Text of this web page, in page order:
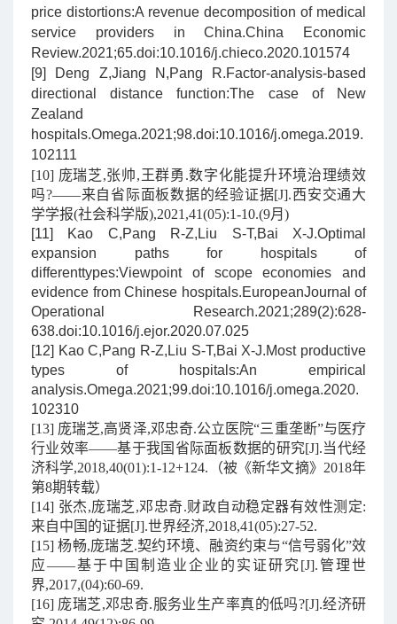
price distortions:A revenue decomposition of medical
service providers in China.China Economic
Review.2021;65.doi:10.1016/j.chieco.2020.101574
[9] Deng Z,Jiang N,Pang R.Factor-analysis-based
directional distance function:The case of New
Zealand
hospitals.Omega.2021;98.doi:10.1016/j.omega.2019.
102111
[10] 庞瑞芝,张帅,王群勇.数字化能提升环境治理绩效
吗?——来自省际面板数据的经验证据[J].西安交通大
学学报(社会科学版),2021,41(05):1-10.(9月)
[11] Kao C,Pang R-Z,Liu S-T,Bai X-J.Optimal
expansion paths for hospitals of
differenttypes:Viewpoint of scope economies and
evidence from Chinese hospitals.EuropeanJournal of
Operational Research.2021;289(2):628-
638.doi:10.1016/j.ejor.2020.07.025
[12] Kao C,Pang R-Z,Liu S-T,Bai X-J.Most productive
types of hospitals:An empirical
analysis.Omega.2021;99.doi:10.1016/j.omega.2020.
102310
[13] 庞瑞芝,高贤泽,邓忠奇.公立医院“三重垄断”与医疗
行业效率——基于我国省际面板数据的研究[J].当代经
济科学,2018,40(01):1-12+124.（被《新华文摘》2018年
第8期转载）
[14] 张杰,庞瑞芝,邓忠奇.财政自动稳定器有效性测定:
来自中国的证据[J].世界经济,2018,41(05):27-52.
[15] 杨畅,庞瑞芝.契约环境、融资约束与“信号弱化”效
应——基于中国制造业企业的实证研究[J].管理世
界,2017,(04):60-69.
[16] 庞瑞芝,邓忠奇.服务业生产率真的低吗?[J].经济研